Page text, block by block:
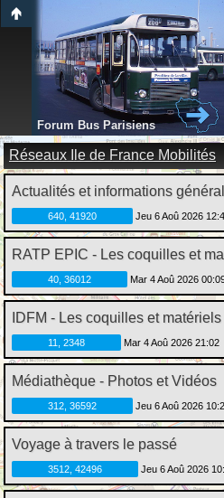
Forum Bus Parisiens
Réseaux Ile de France Mobilités
Actualités et informations
640, 41920 Jeu 6 Aoû 2026
RATP EPIC - Les coquilles et
40, 36012 Mar 4 Aoû 2026
IDFM - Les coquilles et
11, 2348 Mar 4 Aoû 2026 21:02
Médiathèque - Photos et Vidéos
312, 36592 Jeu 6 Aoû 2026
Voyage à travers le passé
3512, 42496 Jeu 6 Aoû 2026